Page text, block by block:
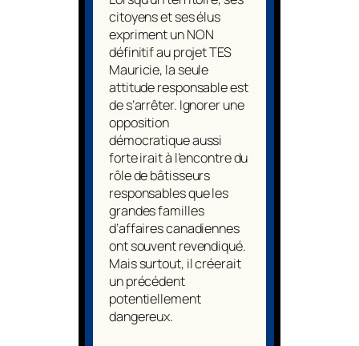
citoyens et ses élus
expriment un NON
définitif au projet TES
Mauricie, la seule
attitude responsable est
de s’arrêter. Ignorer une
opposition
démocratique aussi
forte irait à l’encontre du
rôle de bâtisseurs
responsables que les
grandes familles
d’affaires canadiennes
ont souvent revendiqué.
Mais surtout, il créerait
un précédent
potentiellement
dangereux.